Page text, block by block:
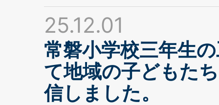
25.12.01
常磐小学校三年生
て地域の子どもた
信しました。